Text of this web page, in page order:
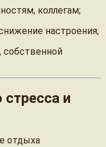
коллегам;
настроения;
и
отдыха